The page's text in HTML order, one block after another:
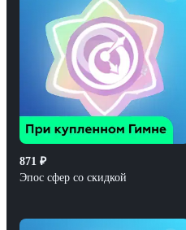
871 ₽
Эпос cфер со скидкой